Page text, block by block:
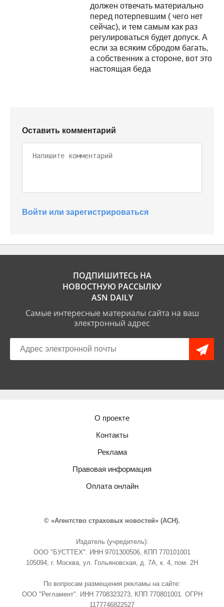
должен отвечать материально
перед потерпевшим ( чего нет
сейчас), и тем самым как раз
регулироваться будет допуск. А
если за всяким сбродом багать,
а собственник а стороне, вот это
настоящая беда
Оставить комментарий
Войти или зарегистрироваться
ПОДПИШИТЕСЬ НА
НОВОСТНУЮ РАССЫЛКУ
ASN DAILY
Самые интересные материалы сайта на ваш
электронный адрес
О проекте
Контакты
Реклама
Правовая информация
Оплата онлайн
© «Агентство страховых новостей» (АСН).
Издатель (учредитель):
ООО "БУСТТЕХ". ИНН 9701300506, КПП 770101001
105094, г. Москва, ул. Гольяновская, д. 7А, к. 4, пом. 2Н
По вопросам размещения рекламы на сайте:
ООО "Регламент". ИНН 7708323273, КПП 770801001. ОГРН
1177746822527